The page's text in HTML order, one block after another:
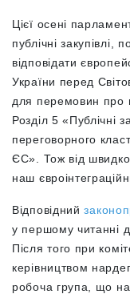
Цієї осені
публічні
відповідати
України перед
для перемовин про
Розділ 5 «Публічні
переговорного
ЄС». Тож від
наш
Відповідний
у першому читанні
Після того при
керівництвом
робоча група, що